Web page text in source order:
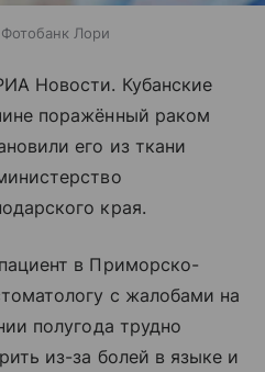
Лори
Новости. Кубанские
поражённый раком
его из ткани
края.
в Приморско-
с жалобами на
полугода трудно
из-за болей в языке и